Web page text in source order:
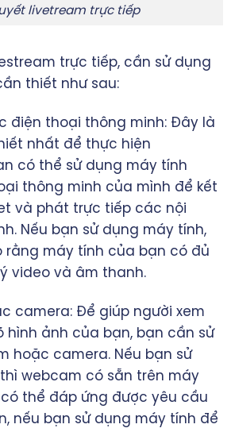
livetream trực tiếp
trực tiếp, cần sử dụng
thiết như sau:
điện thoại thông minh: Đây là
nhất để thực hiện
có thể sử dụng máy tính
thông minh của mình để kết
và phát trực tiếp các nội
Nếu bạn sử dụng máy tính,
rằng máy tính của bạn có đủ
video và âm thanh.
camera: Để giúp người xem
hình ảnh của bạn, bạn cần sử
hoặc camera. Nếu bạn sử
webcam có sẵn trên máy
thể đáp ứng được yêu cầu
nếu bạn sử dụng máy tính để